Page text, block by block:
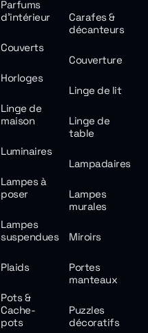
Parfums
d'intérieur
Carafes &
décanteurs
Couverts
Couverture
Horloges
Linge de lit
Linge de
maison
Linge de
table
Luminaires
Lampadaires
Lampes à
poser
Lampes
murales
Lampes
suspendues
Miroirs
Plaids
Portes
manteaux
Pots &
Cache-
pots
Puzzles
décoratifs